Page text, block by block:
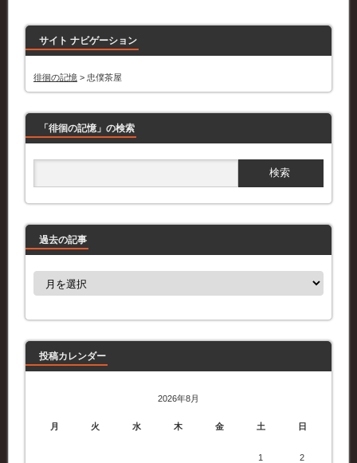
サイト ナビゲーション
徘徊の記憶 > 忠僕茶屋
「徘徊の記憶」の検索
過去の記事
過
事
投稿カレンダー
2026年8月
月 火 水 木 金 土 日
1 2